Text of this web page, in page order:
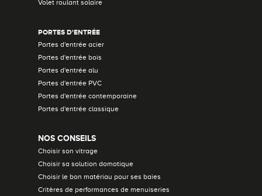
Volet roulant solaire
PORTES D'ENTRÉE
Portes d'entrée acier
Portes d'entrée bois
Portes d'entrée alu
Portes d'entrée PVC
Portes d'entrée contemporaine
Portes d'entrée classique
NOS CONSEILS
Choisir son vitrage
Choisir sa solution domotique
Choisir le bon matériau pour ses baies
Critères de performances de menuiseries